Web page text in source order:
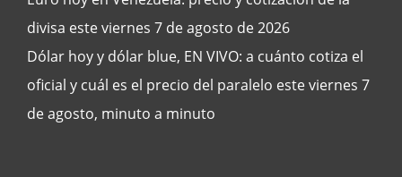
divisa este viernes 7 de agosto de 2026
Dólar hoy y dólar blue, EN VIVO: a cuánto cotiza el
oficial y cuál es el precio del paralelo este viernes 7
de agosto, minuto a minuto